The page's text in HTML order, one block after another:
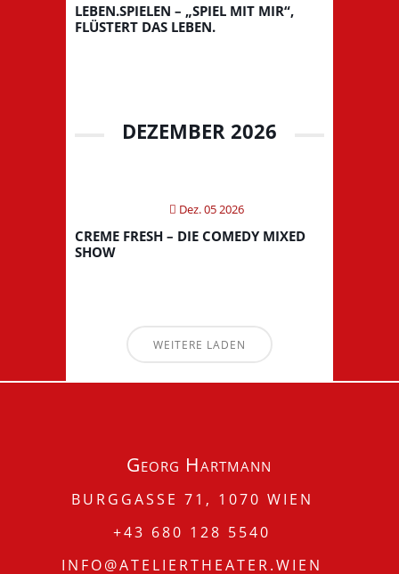
LEBEN.SPIELEN – „SPIEL MIT MIR“,
FLÜSTERT DAS LEBEN.
DEZEMBER 2026
Dez. 05 2026
CREME FRESH – DIE COMEDY MIXED
SHOW
WEITERE LADEN
Georg Hartmann
BURGGASSE 71, 1070 WIEN
+43 680 128 5540
INFO@ATELIERTHEATER.WIEN